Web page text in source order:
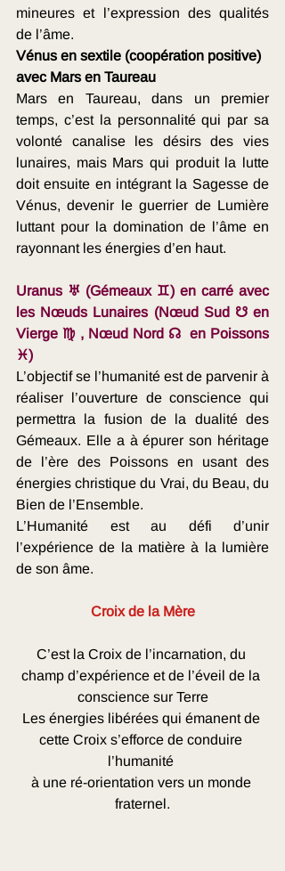
mineures et l’expression des qualités
de l’âme.
Vénus en sextile (coopération positive)
avec Mars en Taureau
Mars en Taureau, dans un premier
temps, c’est la personnalité qui par sa
volonté canalise les désirs des vies
lunaires, mais Mars qui produit la lutte
doit ensuite en intégrant la Sagesse de
Vénus, devenir le guerrier de Lumière
luttant pour la domination de l’âme en
rayonnant les énergies d’en haut.
Uranus ♅ (Gémeaux ♊) en carré avec
les Nœuds Lunaires (Nœud Sud ☋ en
Vierge ♍ , Nœud Nord ☊  en Poissons
♓)
L’objectif se l’humanité est de parvenir à
réaliser l’ouverture de conscience qui
permettra la fusion de la dualité des
Gémeaux. Elle a à épurer son héritage
de l’ère des Poissons en usant des
énergies christique du Vrai, du Beau, du
Bien de l’Ensemble.
L’Humanité est au défi d’unir
l’expérience de la matière à la lumière
de son âme.
Croix de la Mère
C’est la Croix de l’incarnation, du
champ d’expérience et de l’éveil de la
conscience sur Terre
Les énergies libérées qui émanent de
cette Croix s’efforce de conduire
l’humanité
à une ré-orientation vers un monde
fraternel.